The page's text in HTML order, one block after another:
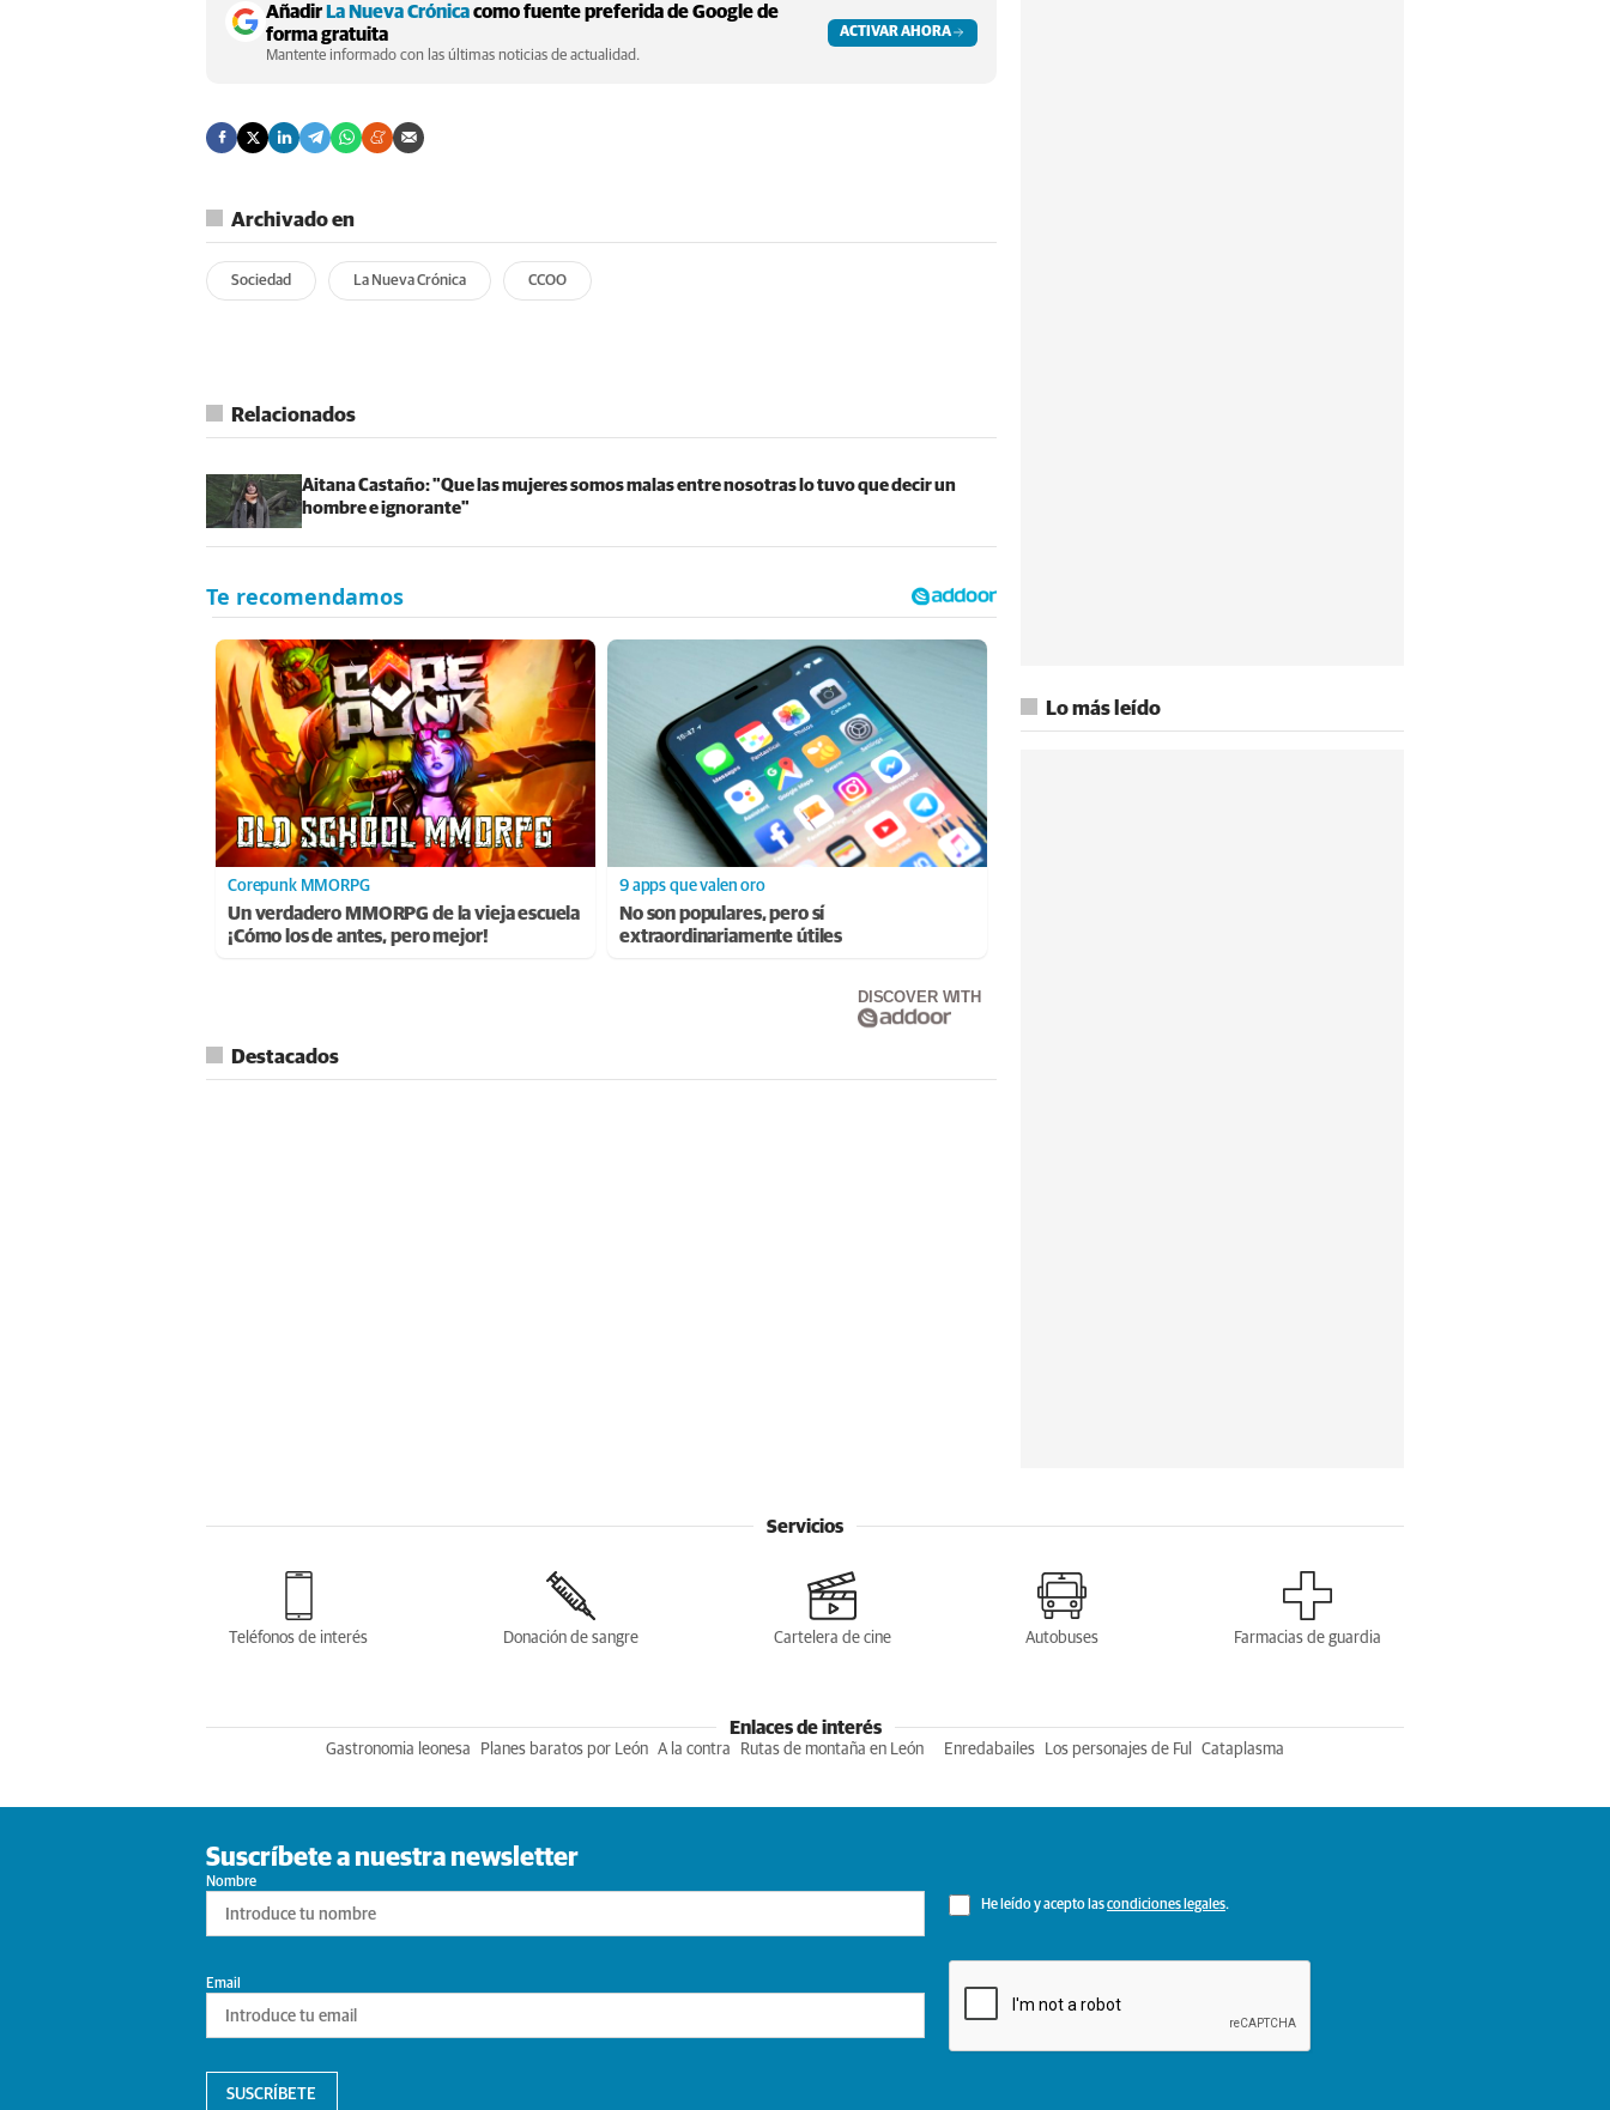
AñadirLa Nueva Crónicacomo fuente preferida de Google de
forma gratuita
Mantente informado con las últimas noticias de actualidad.
ACTIVAR AHORA
Archivado en
Sociedad La Nueva Crónica CCOO
Relacionados
Aitana Castaño: "Que las mujeres somos malas entre nosotras lo tuvo que decir un
hombre e ignorante"
Corepunk MMORPG
Un verdadero MMORPG de la vieja escuela
¡Cómo los de antes, pero mejor!
9 apps que valen oro
No son populares, pero sí
extraordinariamente útiles
DISCOVER WITH
Destacados
Lo más leído
Servicios
Teléfonos de interés Donación de sangre Cartelera de cine Autobuses Farmacias de guardia
Enlaces de interés
Gastronomia leonesa Planes baratos por León A la contra Rutas de montaña en León Enredabailes Los personajes de Ful Cataplasma
Suscríbete a nuestra newsletter
Nombre
He leído y acepto lascondiciones legales.
Email
SUSCRÍBETE